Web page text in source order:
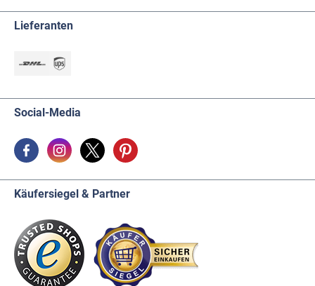
Lieferanten
Social-Media
Käufersiegel & Partner